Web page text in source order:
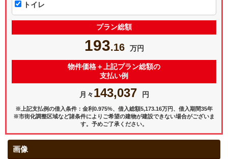
トイレ
プラン総額
193.16 万円
物件価格＋上記プラン総額の
支払い例
月々143,037 円
※上記支払例の借入条件：金利0.975%、借入総額5,173.16万円、借入期間35年
※市街化調整区域など諸条件によりご希望の建物が建設できない場合がございま
す。予めご了承ください。
画像